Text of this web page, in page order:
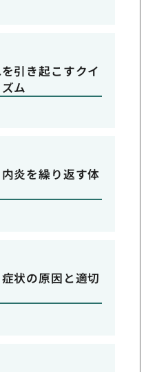
引き起こすクイ
ム
炎を繰り返す体
状の原因と適切